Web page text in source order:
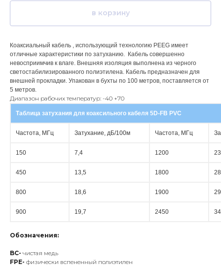
в корзину
Коаксиальный кабель , использующий технологию PEEG имеет
отличные характеристики по затуханию. Кабель совершенно
невосприимчив к влаге. Внешняя изоляция выполнена из черного
светостабилизированного полиэтилена. Кабель предназначен для
внешней прокладки. Упакован в бухты по 100 метров, поставляется от
5 метров.
Диапазон рабочих температур: -40 +70
Таблица затухания для коаксильного кабеля 5D-FB PVC
Частота, МГц Затухание, дБ/100м Частота, МГц
150 7,4 1200
450 13,5 1800
800 18,6 1900
900 19,7 2450
Обозначения:
BC- чистая медь
FPE- физически вспененный полиэтилен